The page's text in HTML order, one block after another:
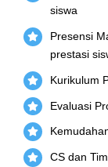
siswa
Presensi
prestasi
Kurikulum
Evaluasi
CS dan